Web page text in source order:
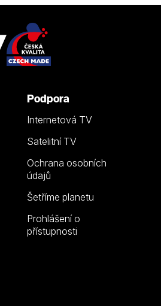
Podpora
Internetová TV
Satelitní TV
Ochrana osobních
údajů
Šetříme planetu
Prohlášení o
přístupnosti